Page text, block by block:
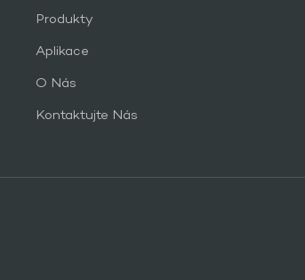
Produkty
Aplikace
O Nás
Kontaktujte Nás